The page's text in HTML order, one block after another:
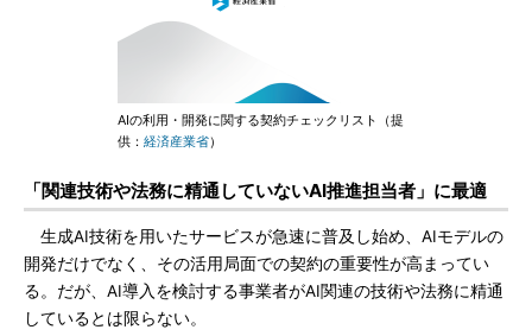
AIの利用・開発に関する契約チェックリスト（提
供： 経済産業省）
「関連技術や法務に精通していないAI推進担当者」に最適
生成AI技術を用いたサービスが急速に普及し始め、AIモデルの
開発だけでなく、その活用局面での契約の重要性が高まってい
る。だが、AI導入を検討する事業者がAI関連の技術や法務に精通
しているとは限らない。